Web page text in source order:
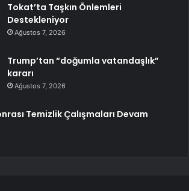
Tokat’ta Taşkın Önlemleri
Destekleniyor
Ağustos 7, 2026
Trump’tan “doğumla vatandaşlık”
kararı
Ağustos 7, 2026
Temizlik Çalışmaları Devam